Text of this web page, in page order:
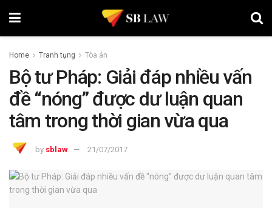
Home Tranh tụng Tòa án
Bộ tư Pháp: Giải đáp nhiều vấn
đề “nóng” được dư luận quan
tâm trong thời gian vừa qua
by sblaw 21/07/2017